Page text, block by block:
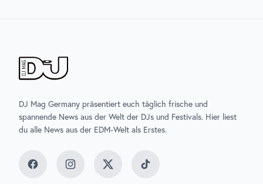
DJ Mag Germany präsentiert euch täglich frische und
spannende News aus der Welt der DJs und Festivals. Hier liest
du alle News aus der EDM-Welt als Erstes.
FacebookInstagramTwitter TikTok